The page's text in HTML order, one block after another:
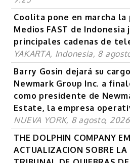
Coolita pone en marcha la
Medios FAST de Indonesia
principales cadenas de
YAKARTA, Indonesia, 8
Barry Gosin dejará su
Newmark Group Inc. a
como presidente de
Estate, la empresa
NUEVA YORK, 8 agosto,
THE DOLPHIN COMPANY
ACTUALIZACION SOBRE LA